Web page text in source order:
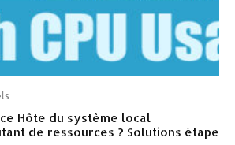
Hôte du système local
de ressources ? Solutions étape